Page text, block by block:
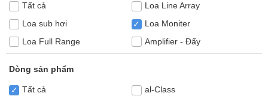
Tất cả
Loa Line Array
Loa sub hơi
✓
Loa Moniter
Loa Full Range
Amplifier - Đẩy
Dòng sản phẩm
✓ Tất cả
al-Class